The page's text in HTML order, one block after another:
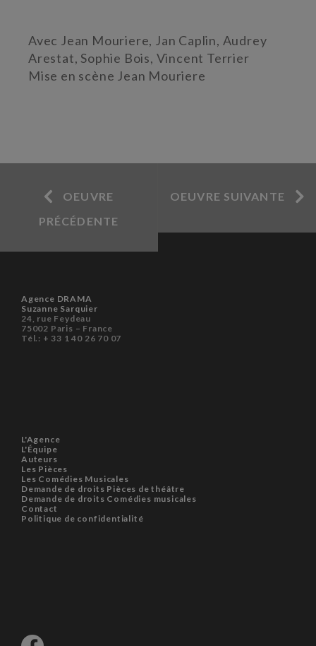
Avec Jean Mouriere, Jan Caplin, Audrey
Arestat, Sophie Bois, Vincent Terrier
Mise en scène Jean Mouriere
OEUVRE
PRÉCÉDENTE
OEUVRE SUIVANTE
Agence DRAMA
Suzanne Sarquier
24, rue Feydeau
75002 Paris – France
Tél.: + 33 1 40 26 70 07
L'Agence
L'Équipe
Auteurs
Les Pièces
Les Comédies Musicales
Demande de droits Pièces de théâtre
Demande de droits Comédies musicales
Contact
Politique de confidentialité